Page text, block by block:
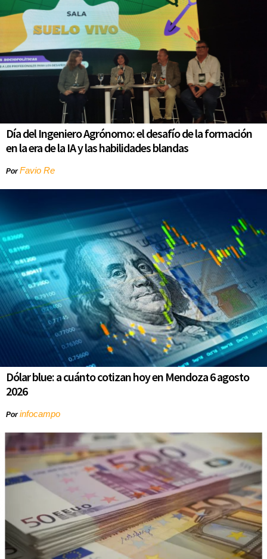
Día del Ingeniero Agrónomo: el desafío de la formación
en la era de la IA y las habilidades blandas
PorFavio Re
Dólar blue: a cuánto cotizan hoy en Mendoza 6 agosto
2026
Porinfocampo